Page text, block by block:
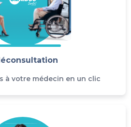
à votre médecin en un clic